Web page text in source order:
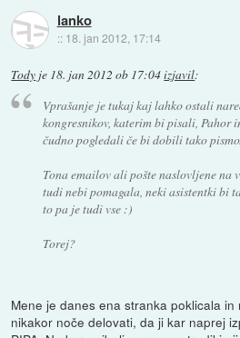
lanko
:: 18. jan 2012, 17:14
Tody je 18. jan 2012 ob 17:04izjavil:
Vprašanje je tukaj kaj lahko ostali
kongresnikov, katerim bi pisali, Pahor
čudno pogledali če bi dobili tako
Tona emailov ali pošte naslovljene na
tudi nebi pomagala, neki asistentki bi
to pa je tudi vse :)
Torej?
Mene je danes ena stranka poklicala
nikakor noče delovati, da ji kar naprej